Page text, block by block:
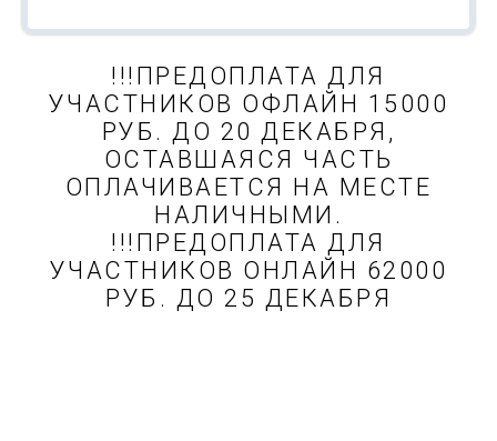
!!!ПРЕДОПЛАТА ДЛЯ
УЧАСТНИКОВ ОФЛАЙН 15000
РУБ. ДО 20 ДЕКАБРЯ,
ОСТАВШАЯСЯ ЧАСТЬ
ОПЛАЧИВАЕТСЯ НА МЕСТЕ
НАЛИЧНЫМИ.
!!!ПРЕДОПЛАТА ДЛЯ
УЧАСТНИКОВ ОНЛАЙН 62000
РУБ. ДО 25 ДЕКАБРЯ